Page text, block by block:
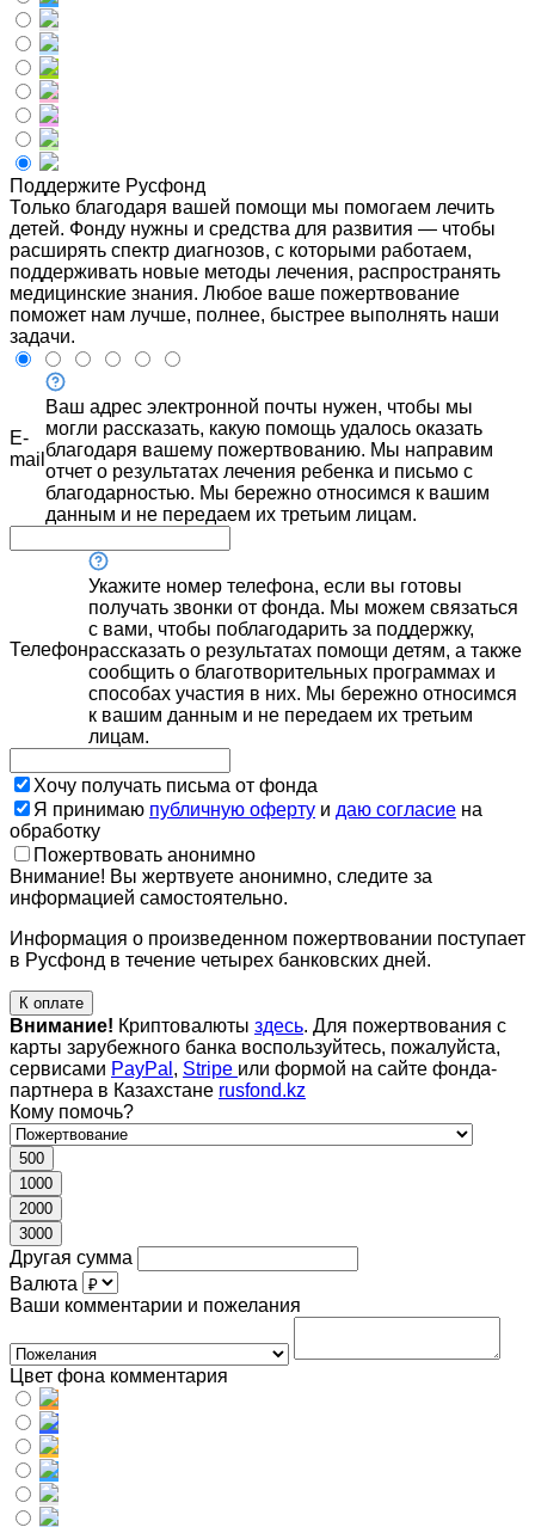
Поддержите Русфонд
Только благодаря вашей помощи мы помогаем лечить
детей. Фонду нужны и средства для развития — чтобы
расширять спектр диагнозов, с которыми работаем,
поддерживать новые методы лечения, распространять
медицинские знания. Любое ваше пожертвование
поможет нам лучше, полнее, быстрее выполнять наши
задачи.
E-
mail
Ваш адрес электронной почты нужен, чтобы мы
могли рассказать, какую помощь удалось оказать
благодаря вашему пожертвованию. Мы направим
отчет о результатах лечения ребенка и письмо с
благодарностью. Мы бережно относимся к вашим
данным и не передаем их третьим лицам.
Телефон
Укажите номер телефона, если вы готовы
получать звонки от фонда. Мы можем связаться
с вами, чтобы поблагодарить за поддержку,
рассказать о результатах помощи детям, а также
сообщить о благотворительных программах и
способах участия в них. Мы бережно относимся
к вашим данным и не передаем их третьим
лицам.
Хочу получать письма от фонда
Я принимаю публичную оферту и даю согласие на
обработку
Пожертвовать анонимно
Внимание! Вы жертвуете анонимно, следите за
информацией самостоятельно.
Информация о произведенном пожертвовании поступает
в Русфонд в течение четырех банковских дней.
К оплате
Внимание! Криптовалюты здесь. Для пожертвования с
карты зарубежного банка воспользуйтесь, пожалуйста,
сервисами PayPal , Stripe или формой на сайте фонда-
партнера в Казахстане rusfond.kz
Кому помочь?
500
1000
2000
3000
Другая сумма
Валюта
Ваши комментарии и пожелания
Цвет фона комментария